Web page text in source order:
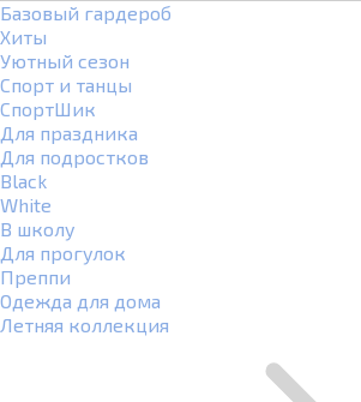
Базовый гардероб
Хиты
Уютный сезон
Спорт и танцы
СпортШик
Для праздника
Для подростков
Black
White
В школу
Для прогулок
Преппи
Одежда для дома
Летняя коллекция